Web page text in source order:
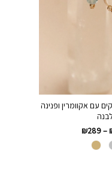
עם אקוומרין ופנינה
–
₪289